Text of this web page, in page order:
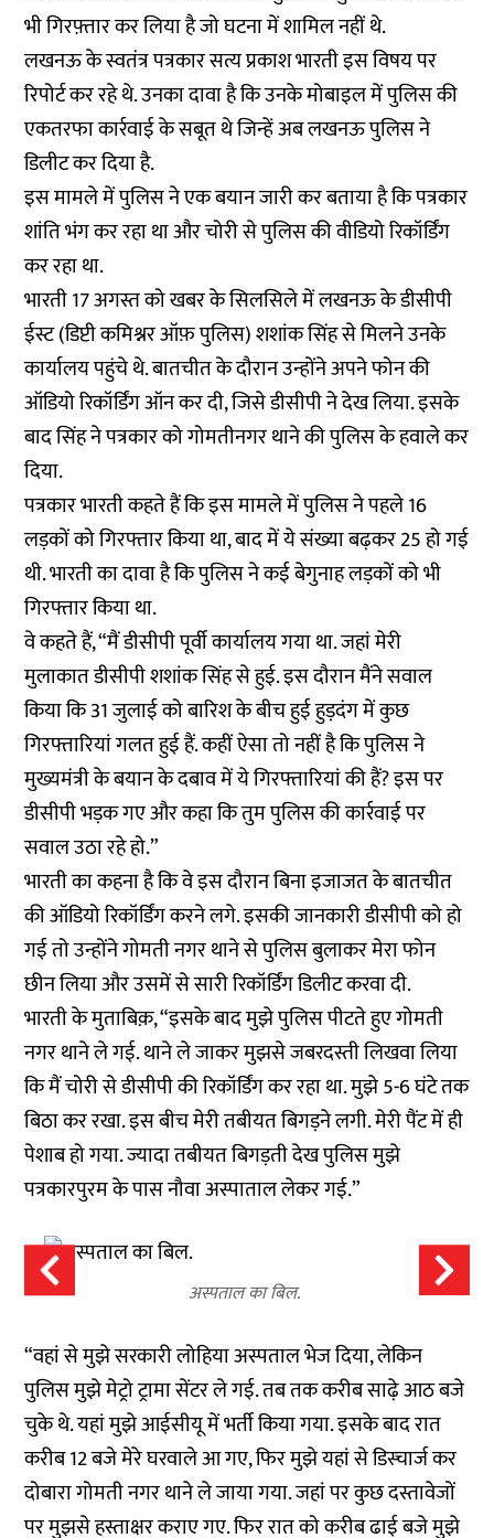
भी गिरफ़्तार कर लिया है जो घटना में शामिल नहीं थे.
लखनऊ के स्वतंत्र पत्रकार सत्य प्रकाश भारती इस विषय पर
रिपोर्ट कर रहे थे. उनका दावा है कि उनके मोबाइल में पुलिस की
एकतरफा कार्रवाई के सबूत थे जिन्हें अब लखनऊ पुलिस ने
डिलीट कर दिया है.
इस मामले में पुलिस ने एक बयान जारी कर बताया है कि पत्रकार
शांति भंग कर रहा था और चोरी से पुलिस की वीडियो रिकॉर्डिंग
कर रहा था.
भारती 17 अगस्त को खबर के सिलसिले में लखनऊ के डीसीपी
ईस्ट (डिप्टी कमिश्नर ऑफ़ पुलिस) शशांक सिंह से मिलने उनके
कार्यालय पहुंचे थे. बातचीत के दौरान उन्होंने अपने फोन की
ऑडियो रिकॉर्डिंग ऑन कर दी, जिसे डीसीपी ने देख लिया. इसके
बाद सिंह ने पत्रकार को गोमतीनगर थाने की पुलिस के हवाले कर
दिया.
पत्रकार भारती कहते हैं कि इस मामले में पुलिस ने पहले 16
लड़कों को गिरफ्तार किया था, बाद में ये संख्या बढ़कर 25 हो गई
थी. भारती का दावा है कि पुलिस ने कई बेगुनाह लड़कों को भी
गिरफ्तार किया था.
वे कहते हैं, “मैं डीसीपी पूर्वी कार्यालय गया था. जहां मेरी
मुलाकात डीसीपी शशांक सिंह से हुई. इस दौरान मैंने सवाल
किया कि 31 जुलाई को बारिश के बीच हुई हुड़दंग में कुछ
गिरफ्तारियां गलत हुई हैं. कहीं ऐसा तो नहीं है कि पुलिस ने
मुख्यमंत्री के बयान के दबाव में ये गिरफ्तारियां की हैं? इस पर
डीसीपी भड़क गए और कहा कि तुम पुलिस की कार्रवाई पर
सवाल उठा रहे हो.”
भारती का कहना है कि वे इस दौरान बिना इजाजत के बातचीत
की ऑडियो रिकॉर्डिंग करने लगे. इसकी जानकारी डीसीपी को हो
गई तो उन्होंने गोमती नगर थाने से पुलिस बुलाकर मेरा फोन
छीन लिया और उसमें से सारी रिकॉर्डिंग डिलीट करवा दी.
भारती के मुताबिक़, “इसके बाद मुझे पुलिस पीटते हुए गोमती
नगर थाने ले गई. थाने ले जाकर मुझसे जबरदस्ती लिखवा लिया
कि मैं चोरी से डीसीपी की रिकॉर्डिंग कर रहा था. मुझे 5-6 घंटे तक
बिठा कर रखा. इस बीच मेरी तबीयत बिगड़ने लगी. मेरी पैंट में ही
पेशाब हो गया. ज्यादा तबीयत बिगड़ती देख पुलिस मुझे
पत्रकारपुरम के पास नौवा अस्पाताल लेकर गई.”
अस्पताल का बिल.
“वहां से मुझे सरकारी लोहिया अस्पताल भेज दिया, लेकिन
पुलिस मुझे मेट्रो ट्रामा सेंटर ले गई. तब तक करीब साढ़े आठ बजे
चुके थे. यहां मुझे आईसीयू में भर्ती किया गया. इसके बाद रात
करीब 12 बजे मेरे घरवाले आ गए, फिर मुझे यहां से डिस्चार्ज कर
दोबारा गोमती नगर थाने ले जाया गया. जहां पर कुछ दस्तावेजों
पर मुझसे हस्ताक्षर कराए गए. फिर रात को करीब ढाई बजे मुझे